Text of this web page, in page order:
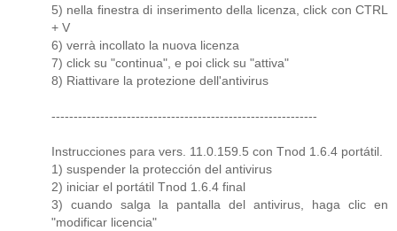
5) nella finestra di inserimento della licenza, click con CTRL
+ V
6) verrà incollato la nuova licenza
7) click su "continua", e poi click su "attiva"
8) Riattivare la protezione dell'antivirus
------------------------------------------------------------
Instrucciones para vers. 11.0.159.5 con Tnod 1.6.4 portátil.
1) suspender la protección del antivirus
2) iniciar el portátil Tnod 1.6.4 final
3) cuando salga la pantalla del antivirus, haga clic en
"modificar licencia"